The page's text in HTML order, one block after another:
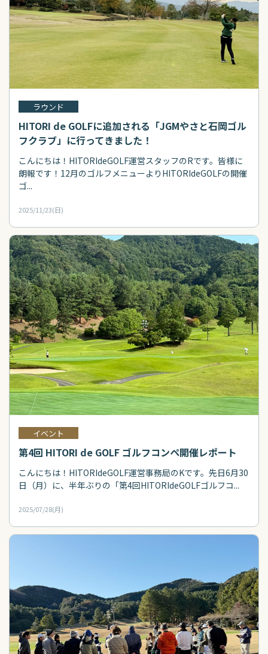
ラウンド
HITORI de GOLFに追加される「JGMやさと石岡ゴル
フクラブ」に行ってきました！
こんにちは！HITORIdeGOLF運営スタッフのRです。皆様に
朗報です！12月のゴルフメニューよりHITORIdeGOLFの開催
ゴ...
2025/11/23(日)
イベント
第4回 HITORI de GOLF ゴルフコンペ開催レポート
こんにちは！HITORIdeGOLF運営事務局のKです。先日6月30
日（月）に、半年ぶりの「第4回HITORIdeGOLFゴルフコ...
2025/07/28(月)